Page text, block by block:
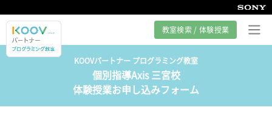
教室検索 / 体験授業
プログラミング教室とは
カリキュラム紹介
KOOVパートナー プログラミング教室
個別指導Axis 三宮校
体験授業お申し込みフォーム